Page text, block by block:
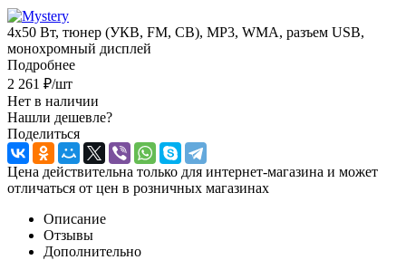
4x50 Вт, тюнер (УКВ, FM, СВ), MP3, WMA, разъем USB,
монохромный дисплей
Подробнее
2 261 ₽/шт
Нет в наличии
Нашли дешевле?
Поделиться
Цена действительна только для интернет-магазина и может
отличаться от цен в розничных магазинах
Описание
Отзывы
Дополнительно